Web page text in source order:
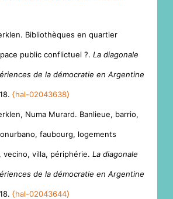
Bibliothèques en quartier
public conflictuel ?. La diagonale
de la démocratie en Argentine
⟨hal-02043638⟩
Numa Murard. Banlieue, barrio,
faubourg, logements
vecino, villa, périphérie. La diagonale
de la démocratie en Argentine
⟨hal-02043644⟩